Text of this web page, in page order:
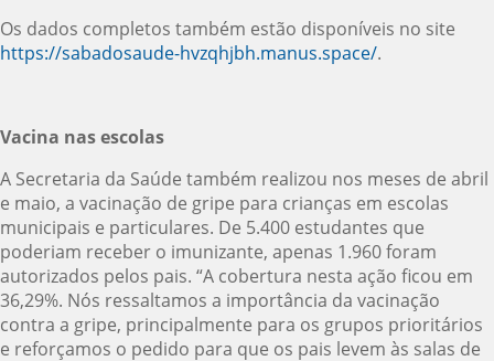
Os dados completos também estão disponíveis no site
https://sabadosaude-hvzqhjbh.manus.space/.
Vacina nas escolas
A Secretaria da Saúde também realizou nos meses de abril
e maio, a vacinação de gripe para crianças em escolas
municipais e particulares. De 5.400 estudantes que
poderiam receber o imunizante, apenas 1.960 foram
autorizados pelos pais. “A cobertura nesta ação ficou em
36,29%. Nós ressaltamos a importância da vacinação
contra a gripe, principalmente para os grupos prioritários
e reforçamos o pedido para que os pais levem às salas de